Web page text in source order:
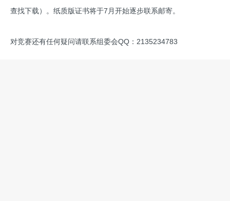
查找下载）。纸质版证书将于7月开始逐步联系邮寄。
对竞赛还有任何疑问请联系组委会QQ：2135234783